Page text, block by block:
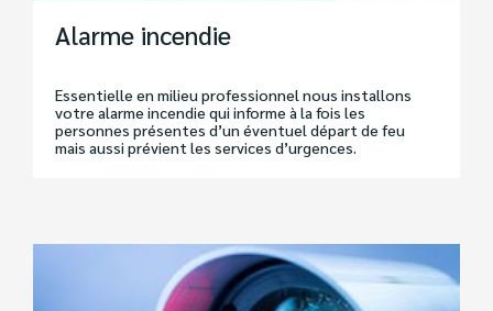
Alarme incendie
Essentielle en milieu professionnel nous installons
votre alarme incendie qui informe à la fois les
personnes présentes d’un éventuel départ de feu
mais aussi prévient les services d’urgences.